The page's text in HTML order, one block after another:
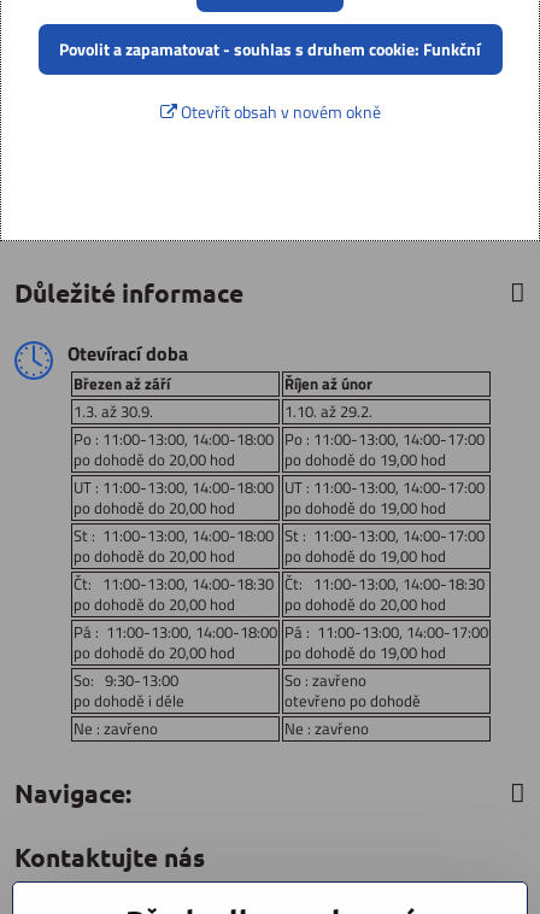
Povolit a zapamatovat - souhlas s druhem cookie: Funkční
Otevřít obsah v novém okně
Důležité informace
Otevírací doba
Březen až září
Říjen až únor
1.3. až 30.9.
1.10. až 29.2.
Po : 11:00-13:00, 14:00-18:00
po dohodě do 20,00 hod
Po : 11:00-13:00, 14:00-17:00
po dohodě do 19,00 hod
UT : 11:00-13:00, 14:00-18:00
po dohodě do 20,00 hod
UT : 11:00-13:00, 14:00-17:00
po dohodě do 19,00 hod
St : 11:00-13:00, 14:00-18:00
po dohodě do 20,00 hod
St : 11:00-13:00, 14:00-17:00
po dohodě do 19,00 hod
Čt: 11:00-13:00, 14:00-18:30
po dohodě do 20,00 hod
Čt: 11:00-13:00, 14:00-18:30
po dohodě do 20,00 hod
Pá : 11:00-13:00, 14:00-18:00
po dohodě do 20,00 hod
Pá : 11:00-13:00, 14:00-17:00
po dohodě do 19,00 hod
So: 9:30-13:00
po dohodě i déle
So : zavřeno
otevřeno po dohodě
Ne : zavřeno
Ne : zavřeno
Navigace:
Kontaktujte nás